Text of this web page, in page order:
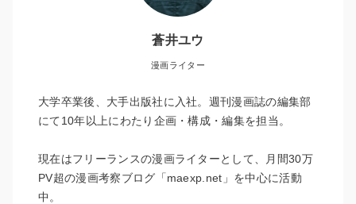
蒼井ユウ
漫画ライター
大学卒業後、大手出版社に入社。週刊漫画誌の編集部
にて10年以上にわたり企画・構成・編集を担当。
現在はフリーランスの漫画ライターとして、月間30万
PV超の漫画考察ブログ「maexp.net」を中心に活動
中。